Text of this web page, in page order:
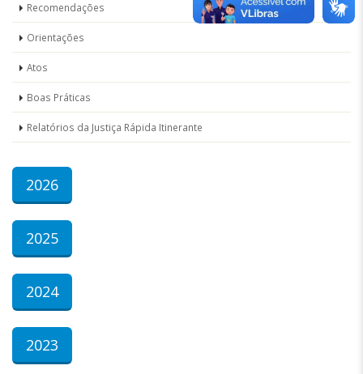
Recomendações
Orientações
Atos
Boas Práticas
Relatórios da Justiça Rápida Itinerante
2026
2025
2024
2023